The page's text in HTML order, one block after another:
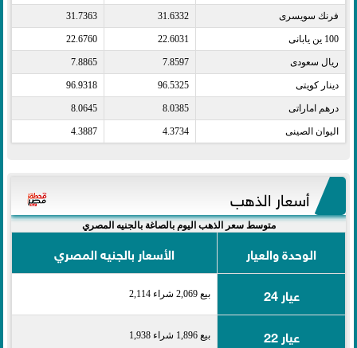
فرنك سويسرى​ 31.6332
31.7363
100 ين يابانى​ 22.6031
22.6760
ريال سعودى​ 7.8597
7.8865
دينار كويتى​ 96.5325
96.9318
درهم اماراتى​ 8.0385
8.0645
اليوان الصينى​ 4.3734
4.3887
أسعار الذهب
متوسط سعر الذهب اليوم بالصاغة بالجنيه المصري
الوحدة والعيار
الأسعار بالجنيه المصري
عيار 24
بيع 2,069 شراء 2,114
عيار 22 بيع 1,896 شراء 1,938